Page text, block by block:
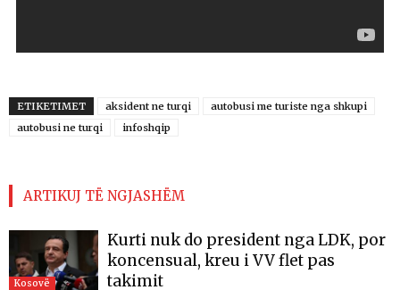
ETIKETIMET aksident ne turqi
autobusi me turiste nga shkupi
autobusi ne turqi
infoshqip
ARTIKUJ TË NGJASHËM
Kosovë
Kurti nuk do president nga LDK, por
koncensual, kreu i VV flet pas
takimit